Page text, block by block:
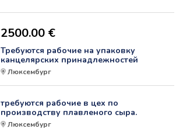
2500.00 €
Требуются рабочие на упаковку
канцелярских принадлежностей
Люксембург
требуются рабочие в цех по
производству плавленого сыра.
Люксембург